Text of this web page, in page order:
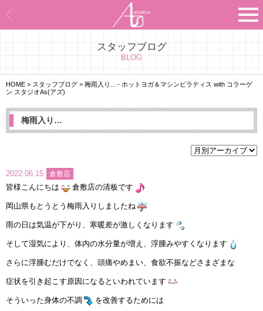
スタッフブログ
BLOG
HOME > スタッフブログ > 梅雨入り...
- ホットヨガ＆マシンピラティス with コラーゲ
ン スタジオAs(アズ)
梅雨入り…
2022.06.15 倉敷店
皆様こんにちは 倉敷店の清板です
岡山県もとうとう梅雨入りしましたね
雨の日は気温が下がり、寒暖差が激しくなります
そして湿気により、体内の水分量が増え、浮腫みやすくなります
さらに浮腫むだけでなく、頭痛やめまい、食欲不振などさまざまな
症状を引き起こす原因になるといわれています
そういった身体の不調 を改善するためには
Asのコンセプト
Asのナビゲーションシステム
施設紹介
よくあるご質問
エビデンス
インストラクターのメッセージ